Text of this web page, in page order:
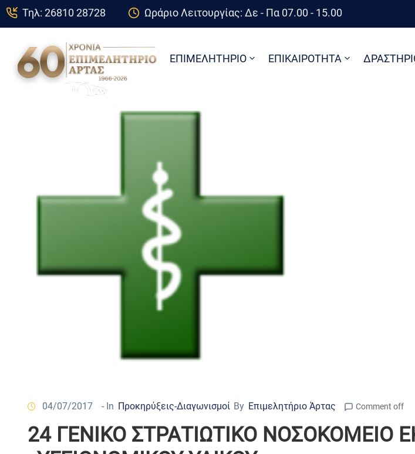
Τηλ: 26810 28728 Ωράριο Λειτουργίας: Δε - Πα 07.00 - 15.00
ΕΠΙΜΕΛΗΤΗΡΙΟ ΕΠΙΚΑΙΡΟΤΗΤΑ
04/07/2017 - In Προκηρύξεις-Διαγωνισμοί By Επιμελητήριο Άρτας Comment off
24 ΓΕΝΙΚΟ ΣΤΡΑΤΙΩΤΙΚΟ ΝΟΣΟΚΟΜΕΙΟ